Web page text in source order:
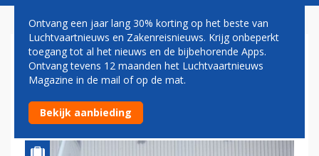
OPRICHTERS KOPEN
AANDELEN JETSUPPORT
TERUG
Ontvang een jaar lang 30% korting op het beste van
Luchtvaartnieuws en Zakenreisnieuws. Krijg onbeperkt
toegang tot al het nieuws en de bijbehorende Apps.
Ontvang tevens 12 maanden het Luchtvaartnieuws
Magazine in de mail of op de mat.
Bekijk aanbieding